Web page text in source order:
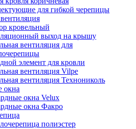
для гибкой черепицы
кровельный
выход на крышу
вентиляция для
элемент для кровли
вентиляция Vilpe
вентиляция Технониколь
окна
окна Velux
окна Факро
полиэстер